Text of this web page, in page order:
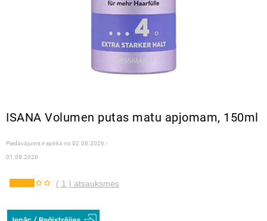
ISANA Volumen putas matu apjomam, 150ml
Piedāvājums ir spēkā no 02.08.2026 -
01.09.2026
( 1 ) atsauksmes